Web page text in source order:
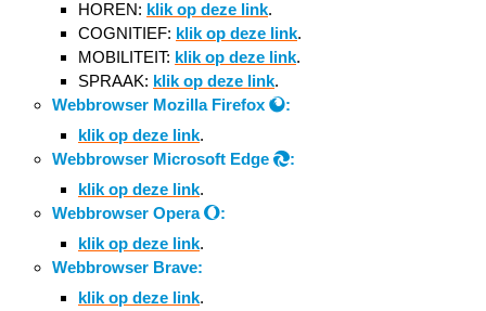
HOREN: klik op deze link.​​​​​​​
COGNITIEF: klik op deze link.​​​​​​​
MOBILITEIT: klik op deze link.​​​​​​​
SPRAAK: klik op deze link.​​​​​​​
Webbrowser Mozilla Firefox
:
klik op deze link.​​​​​​​
Webbrowser Microsoft Edge
:
klik op deze link.​​​​​​​
Webbrowser Opera
:
klik op deze link.​​​​​​​
Webbrowser Brave:
klik op deze link.​​​​​​​